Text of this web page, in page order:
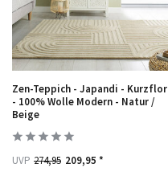
Zen-Teppich - Japandi - Kurzflor
- 100% Wolle Modern - Natur /
Beige
UVP 274,95 209,95 *